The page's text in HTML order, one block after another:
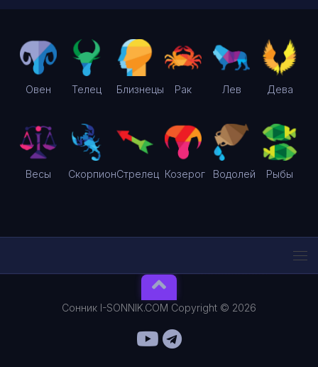
Овен Телец Близнецы Рак Лев Дева
Весы СкорпионСтрелец Козерог Водолей Рыбы
Сонник I-SONNIK.COM Copyright © 2026